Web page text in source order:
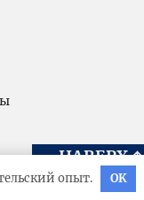
НАВЕРХ↑
опыт. OK